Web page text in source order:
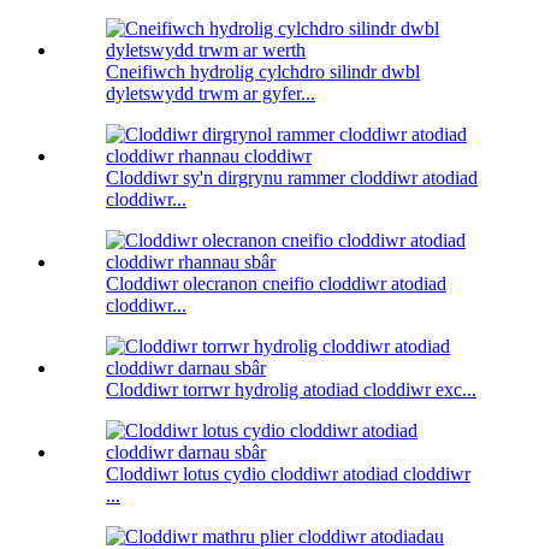
Cneifiwch hydrolig cylchdro silindr dwbl
dyletswydd trwm ar gyfer...
Cloddiwr sy'n dirgrynu rammer cloddiwr atodiad
cloddiwr...
Cloddiwr olecranon cneifio cloddiwr atodiad
cloddiwr...
Cloddiwr torrwr hydrolig atodiad cloddiwr exc...
Cloddiwr lotus cydio cloddiwr atodiad cloddiwr
...